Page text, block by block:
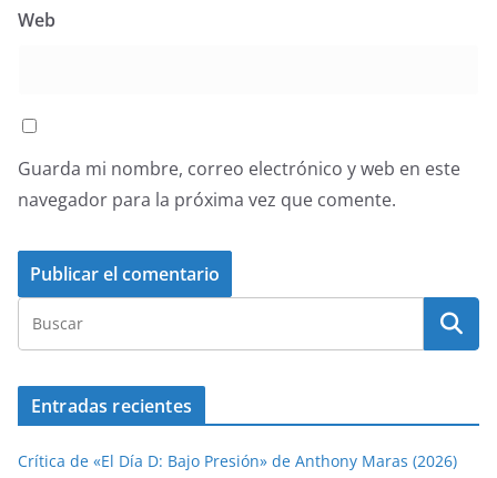
Web
Guarda mi nombre, correo electrónico y web en este
navegador para la próxima vez que comente.
Entradas recientes
Crítica de «El Día D: Bajo Presión» de Anthony Maras (2026)